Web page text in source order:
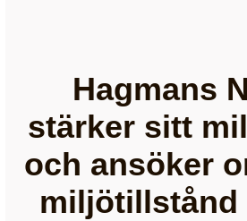
Hagmans
stärker sitt
och ansöker
miljötillstånd